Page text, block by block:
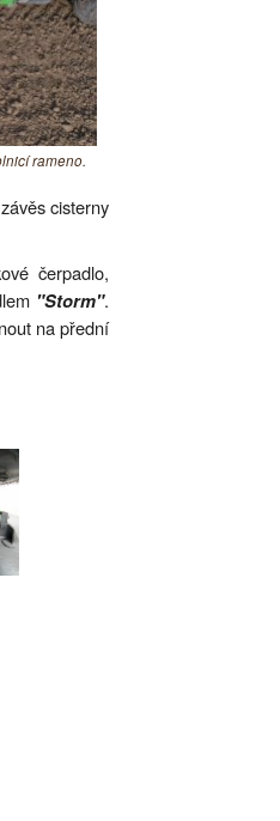
rameno.
cisterny
čerpadlo,
"Storm".
na přední